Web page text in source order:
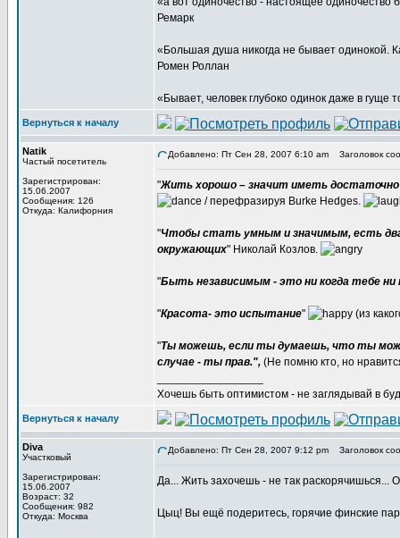
Ремарк
«Большая душа никогда не бывает одинокой.
Ромен Роллан
«Бывает, человек глубоко одинок даже в гуще
Вернуться к началу
Natik
Частый посетитель
Зарегистрирован:
15.06.2007
Сообщения: 126
Откуда: Калифорния
Добавлено: Пт Сен 28, 2007 6:10 am Заголовок
"Жить хорошо – значит иметь
/ перефразируя Burke Hedges.
"Чтобы стать умным и значимым, есть два
окружающих" Николай Козлов.
"Быть независимым - это ни когда тебе ни
"Красота- это испытание" (из
"Ты можешь, если ты думаешь, что ты
случае - ты прав.", (Не помню кто, но
Хочешь быть оптимистом - не заглядывай в
Вернуться к началу
Diva
Участковый
Зарегистрирован:
15.06.2007
Возраст: 32
Сообщения: 982
Откуда: Москва
Добавлено: Пт Сен 28, 2007 9:12 pm Заголовок
Да... Жить захочешь - не так раскорячишься...
Цыц! Вы ещё подеритесь, горячие финские